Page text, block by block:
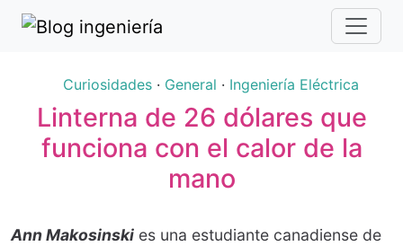
Curiosidades · General · Ingeniería Eléctrica
Linterna de 26 dólares que
funciona con el calor de la
mano
Ann Makosinski es una estudiante canadiense de